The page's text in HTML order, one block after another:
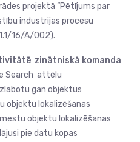
projektā ”Pētījums par
industrijas procesu
16/A/002).
zinātniskā komanda
Search attēlu
gan objektus
objektu lokalizēšanas
objektu lokalizēšanas
pie datu kopas